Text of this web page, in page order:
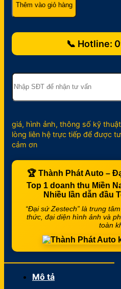
Thêm vào giỏ hàng
📞 Hotline:
giá, hình ảnh, thông số kỹ
lòng liên hệ trực tiếp để được
cảm ơn
🏆 Thành Phát Auto –
Top 1 doanh thu Miền
Nhiều lần dẫn đầu
“Đại sứ Zestech” là trung
thức, đại diện hình ảnh và
toàn
Mô tả